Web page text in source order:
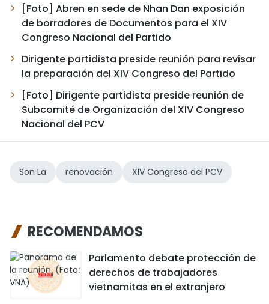
[Foto] Abren en sede de Nhan Dan exposición
de borradores de Documentos para el XIV
Congreso Nacional del Partido
Dirigente partidista preside reunión para revisar
la preparación del XIV Congreso del Partido
[Foto] Dirigente partidista preside reunión de
Subcomité de Organización del XIV Congreso
Nacional del PCV
Son La renovación XIV Congreso del PCV
RECOMENDAMOS
Parlamento debate protección de
derechos de trabajadores
vietnamitas en el extranjero